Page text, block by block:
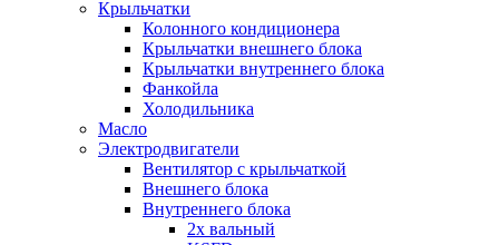
Крыльчатки
Колонного кондиционера
Крыльчатки внешнего блока
Крыльчатки внутреннего блока
Фанкойла
Холодильника
Масло
Электродвигатели
Вентилятор с крыльчаткой
Внешнего блока
Внутреннего блока
2х вальный